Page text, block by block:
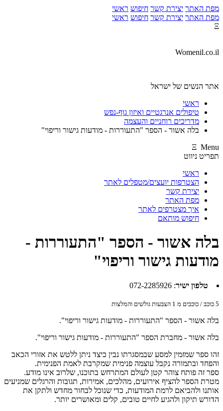
מפת האתר יצירת קשר חיפוש ראשי
מפת האתר יצירת קשר חיפוש ראשי
Ξ
Womenil.co.il
אתר הנשים של ישראל
ראשי
טיפולים אנרגטיים ואיזון גוף-נפש
מדריכים רוחניים והעצמה
בלה אשור - הספר "התעוררות - מודעות גישור וריפוי"
Ξ Menu
תפריט ניווט
ראשי
הצטרפות יועצים/מטפלים לאתר
יצירת קשר
מפת האתר
איך מצטרפים לאתר
חיפוש מותאם
בלה אשור - הספר "התעוררות -
מודעות גישור וריפוי"
טלפון ישיר:
072-2285926
5 כוכב / כוכבים מ 1 הצבעות גולשים והמלצות
בלה אשור - הספר "התעוררות - מודעות גישור וריפוי".
בלה אשור - מחברת הספר "התעוררות - מודעות גישור וריפוי".
זהו ספר שמזמין למסע שבמסגרתו נבין כיצד ניתן ללטש את אזורי הכאב
והפחד ובתמורה נקבל עוצמה פנימית שמקרבת לאמת הפנימית.
ספר זה פותח צוהר קטן לעולם המתרחש בתוכנו, שלרוב אינו מודע.
מטרת הספר להציף אירועים, מהלכים, אמירות, תגובות והרגלים שמניעים
אותנו ולהביאם לרמת המודעות, כדי שנוכל לבחור מחדש ולתקן את
הדורש תיקון ולהגיע לחיים טובים, קלים ומאושרים יותר.